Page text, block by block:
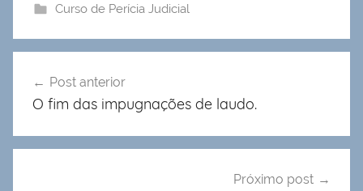
Curso de Perícia Judicial
de
Post anterior
O fim das impugnações de laudo.
Próximo post